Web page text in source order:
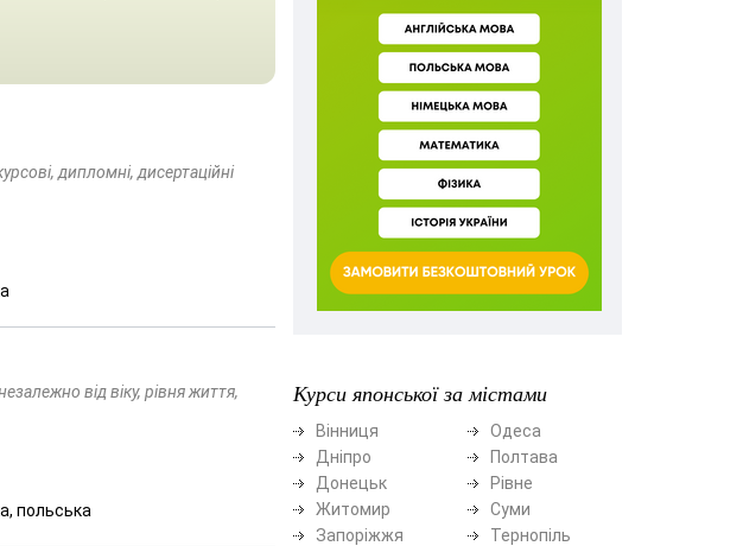
дипломні, дисертаційні
від віку, рівня життя,
польська
Курси японської за містами
Вінниця
Дніпро
Донецьк
Житомир
Запоріжжя
Одеса
Полтава
Рівне
Суми
Тернопіль